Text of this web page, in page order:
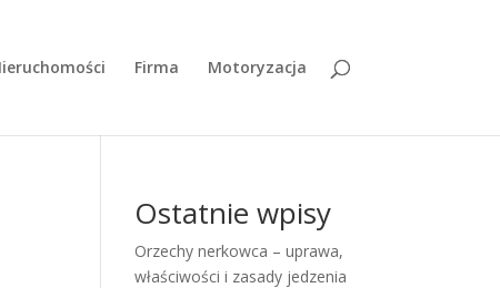
Firma Motoryzacja
Ostatnie wpisy
Orzechy nerkowca – uprawa,
właściwości i zasady jedzenia